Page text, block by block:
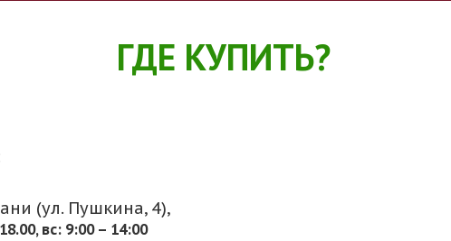
ГДЕ КУПИТЬ?
(ул. Пушкина, 4),
вс: 9:00 – 14:00